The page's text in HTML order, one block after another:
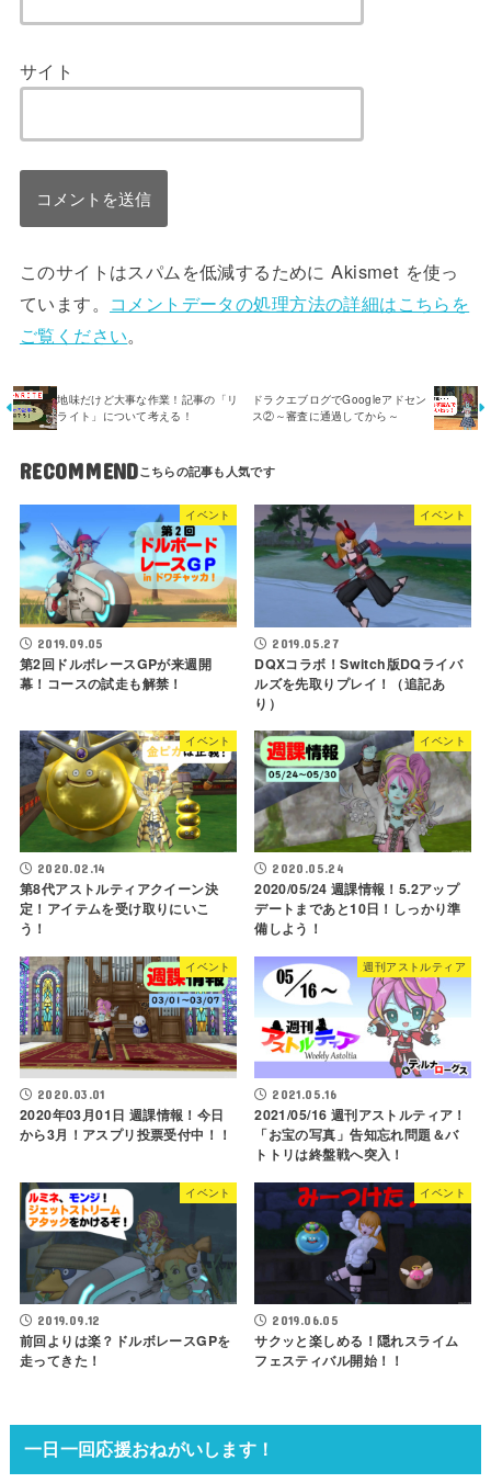
サイト
このサイトはスパムを低減するために Akismet を使っ
ています。 コメントデータの処理方法の詳細はこちらを
ご覧ください。
地味だけど大事な作業！記事の「リ
ライト」について考える！
ドラクエブログでGoogleアドセン
ス②～審査に通過してから～
RECOMMEND
イベント
2019.09.05
第2回ドルボレースGPが来週開
幕！コースの試走も解禁！
イベント
2019.05.27
DQXコラボ！Switch版DQライバ
ルズを先取りプレイ！（追記あ
り）
イベント
2020.02.14
第8代アストルティアクイーン決
定！アイテムを受け取りにいこ
う！
イベント
2020.05.24
2020/05/24 週課情報！5.2アップ
デートまであと10日！しっかり準
備しよう！
イベント
2020.03.01
2020年03月01日 週課情報！今日
から3月！アスプリ投票受付中！！
週刊アストルティア
2021.05.16
2021/05/16 週刊アストルティア！
「お宝の写真」告知忘れ問題＆バ
トトリは終盤戦へ突入！
イベント
2019.09.12
前回よりは楽？ドルボレースGPを
走ってきた！
イベント
2019.06.05
サクッと楽しめる！隠れスライム
フェスティバル開始！！
一日一回応援おねがいします！